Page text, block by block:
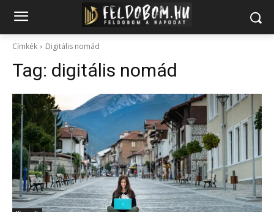
Címkék Digitális nomád
Tag: digitális nomád